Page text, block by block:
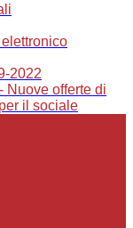
2022
Nuove offerte di
il sociale